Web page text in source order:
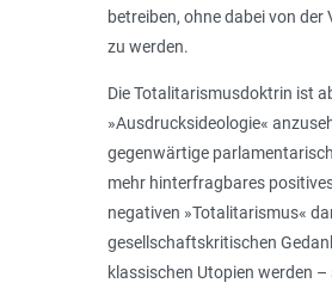
betreiben, ohne dabei von
zu werden.
Die Totalitarismusdoktrin ist
»Ausdrucksideologie«
gegenwärtige
mehr hinterfragbares
negativen »Totalitarismus«
gesellschaftskritischen
klassischen Utopien werden –